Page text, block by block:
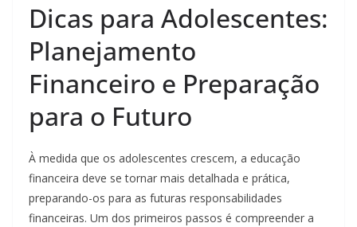
Dicas para Adolescentes:
Planejamento
Financeiro e Preparação
para o Futuro
À medida que os adolescentes crescem, a educação
financeira deve se tornar mais detalhada e prática,
preparando-os para as futuras responsabilidades
financeiras. Um dos primeiros passos é compreender a